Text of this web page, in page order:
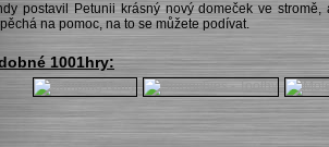
postavil Petunii krásný nový domeček ve
na pomoc, na to se můžete podívat.
1001hry: